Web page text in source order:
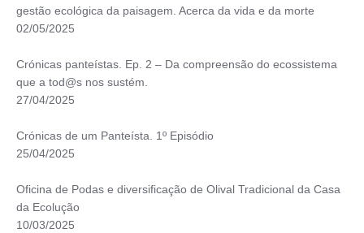
gestão ecológica da paisagem. Acerca da vida e da morte
02/05/2025
Crónicas panteístas. Ep. 2 – Da compreensão do ecossistema
que a tod@s nos sustém.
27/04/2025
Crónicas de um Panteísta. 1º Episódio
25/04/2025
Oficina de Podas e diversificação de Olival Tradicional da Casa
da Ecolução
10/03/2025